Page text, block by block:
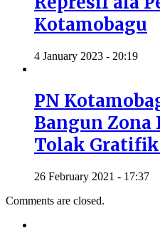
Kotamobagu
4 January 2023 - 20:19
PN
Bangun
Tolak
26 February 2021 - 17:37
Comments are closed.